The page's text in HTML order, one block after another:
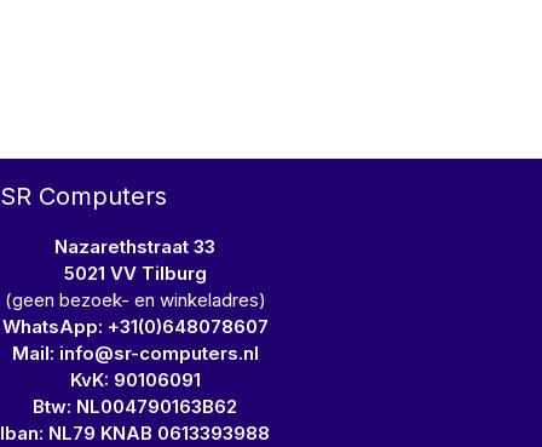
SR Computers
Nazarethstraat 33
5021 VV Tilburg
(geen bezoek- en winkeladres)
WhatsApp: +31(0)648078607
Mail: info@sr-computers.nl
KvK: 90106091
Btw: NL004790163B62
Iban: NL79 KNAB 0613393988